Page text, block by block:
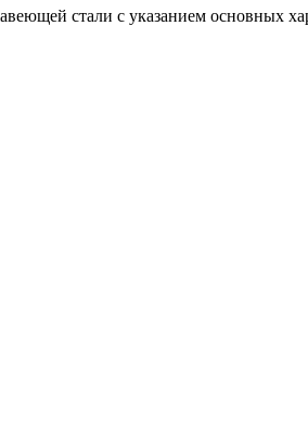
стали с указанием основных